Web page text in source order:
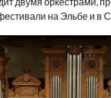
на Эльбе и в